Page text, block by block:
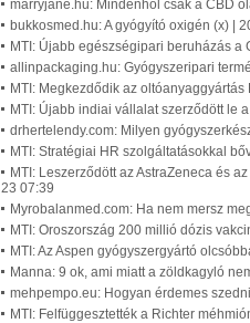
marryjane.hu: Mindenhol csak a CBD
bukkosmed.hu: A gyógyító oxigén (x) |
MTI: Újabb egészségipari beruházás
allinpackaging.hu: Gyógyszeripari
MTI: Megkezdődik az
MTI: Újabb indiai vállalat szerződött le
drhertelendy.com: Milyen
MTI: Stratégiai HR szolgáltatásokkal
MTI: Leszerződött az AstraZeneca és
23 07:39
Myrobalanmed.com: Ha nem mersz
MTI: Oroszország 200 millió dózis
MTI: Az Aspen gyógyszergyártó
Manna: 9 ok, ami miatt a zöldkagyló
mehpempo.eu: Hogyan érdemes
MTI: Felfüggesztették a Richter